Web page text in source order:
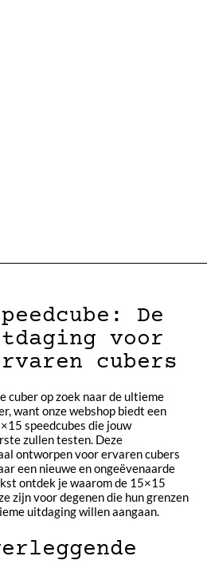
De
voor
cubers
cuber op zoek naar de ultieme
want onze webshop biedt een
speedcubes die jouw
zullen testen. Deze
ontworpen voor ervaren cubers
een nieuwe en ongeëvenaarde
ontdek je waarom de 15×15
zijn voor degenen die hun grenzen
uitdaging willen aangaan.